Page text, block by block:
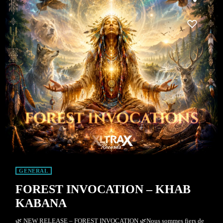
GENERAL
FOREST INVOCATION – KHAB
KABANA
🌿 NEW RELEASE – FOREST INVOCATION 🌿Nous sommes fiers de